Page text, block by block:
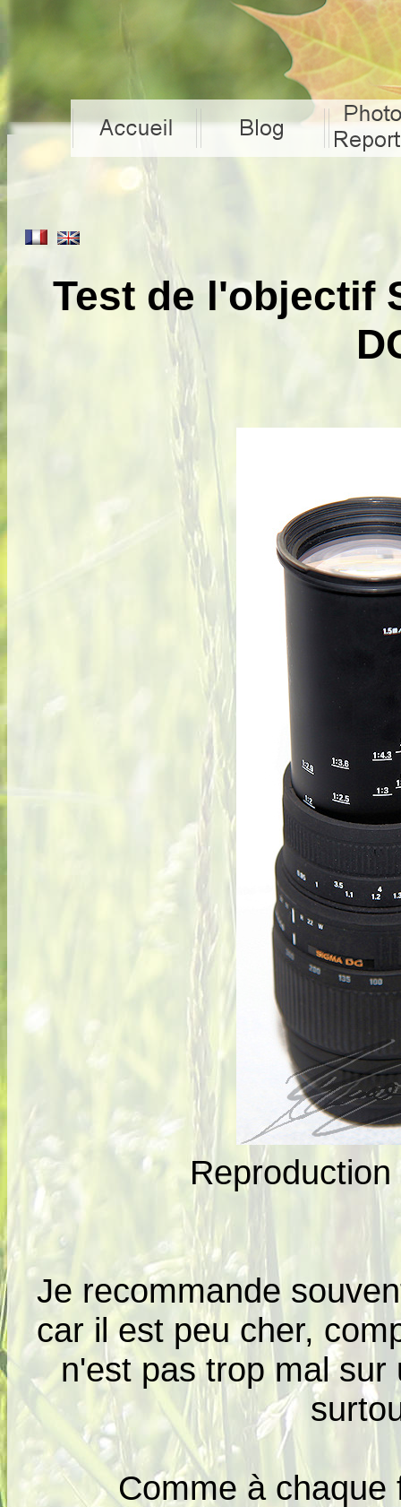
Test de l'objectif
Je recommande
car il est peu cher,
n'est pas trop mal
Comme à